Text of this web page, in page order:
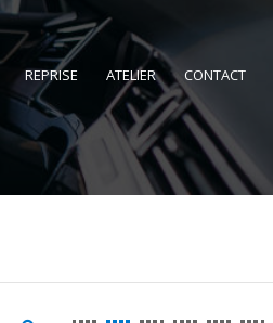
REPRISE ATELIER CONTACT